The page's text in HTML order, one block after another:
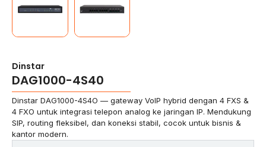
Dinstar
DAG1000-4S40
Dinstar DAG1000-4S4O — gateway VoIP hybrid dengan 4 FXS &
4 FXO untuk integrasi telepon analog ke jaringan IP. Mendukung
SIP, routing fleksibel, dan koneksi stabil, cocok untuk bisnis &
kantor modern.